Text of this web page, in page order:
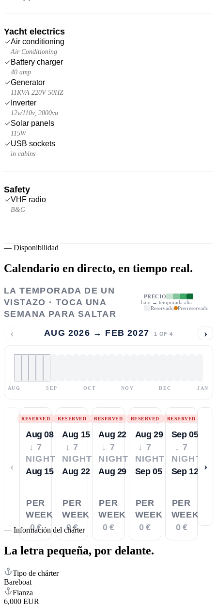
Yacht electrics
Air conditioning
Air Conditioning
Battery charger
40 amp
Generator
11KVA 220V 50HZ
Inverter
12v/110v, 2000va
Solar panels
115W
USB sockets
in cabins
Safety
VHF radio
B&G
— Disponibilidad
Calendario en directo, en tiempo real.
LA TEMPORADA DE UN
VISTAZO · TOCA UNA
SEMANA PARA SALTAR
PRECIO
bajo → temporada alta
Reservado
Prerreservado
‹ AUG 2026 → FEB 2027 1 OF 4 ›
AUG SEP OCT NOV DEC JAN
‹
RESERVED
Aug 08
↓ 7
NIGHTS
Aug 15
PER
WEEK
0 €
RESERVED
Aug 15
↓ 7
NIGHTS
Aug 22
PER
WEEK
0 €
RESERVED
Aug 22
↓ 7
NIGHTS
Aug 29
PER
WEEK
0 €
RESERVED
Aug 29
↓ 7
NIGHTS
Sep 05
PER
WEEK
0 €
RESERVED
Sep 05
↓ 7
NIGHTS
Sep 12
PER
WEEK
0 €
›
— Información del chárter
La letra pequeña, por delante.
Tipo de chárter
Bareboat
Fianza
6,000 EUR